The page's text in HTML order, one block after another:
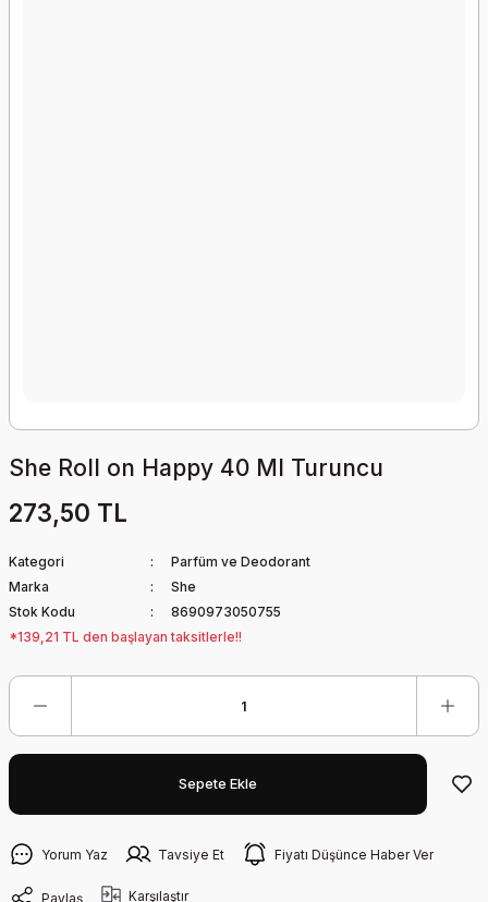
She Roll on Happy 40 Ml Turuncu
273,50 TL
Kategori
Parfüm ve Deodorant
Marka
She
Stok Kodu
8690973050755
*139,21 TL den başlayan taksitlerle!!
Sepete Ekle
Yorum Yaz Tavsiye Et Fiyatı Düşünce Haber Ver
Paylaş Karşılaştır